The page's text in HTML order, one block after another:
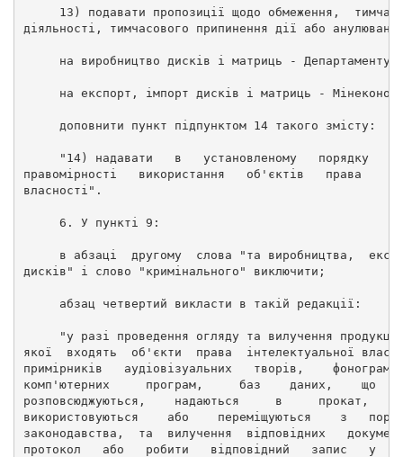
13) подавати пропозиції щодо обмеження,
діяльності, тимчасового припинення дії або
на виробництво дисків і матриць -
на експорт, імпорт дисків і матриць -
     доповнити пункт підпунктом 14 такого змісту:
"14) надавати   в   установленому   порядку
правомірності   використання   об'єктів   права
власності".
     6. У пункті 9:
в абзаці  другому  слова "та виробництва,
дисків" і слово "кримінального" виключити;
     абзац четвертий викласти в такій редакції:
"у разі проведення огляду та вилучення
якої  входять  об'єкти  права  інтелектуальної
примірників   аудіовізуальних   творів,
комп'ютерних     програм,     баз    даних,    що
розповсюджуються,    надаються     в     прокат,
використовуються    або    переміщуються    з
законодавства,  та  вилучення  відповідних
протокол   або   робити   відповідний   запис   у